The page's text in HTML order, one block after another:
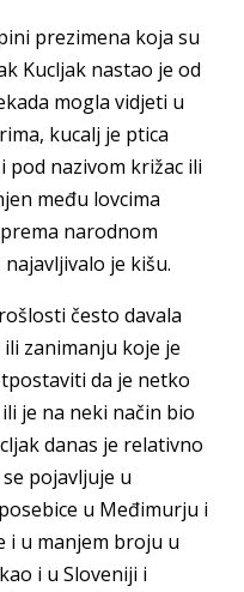
prezimena koja su
Kucljak nastao je od
mogla vidjeti u
kucalj je ptica
pod nazivom križac ili
među lovcima
narodnom
je kišu.
često davala
zanimanju koje je
da je netko
je na neki način bio
danas je relativno
pojavljuje u
u Međimurju i
i u manjem broju u
i u Sloveniji i